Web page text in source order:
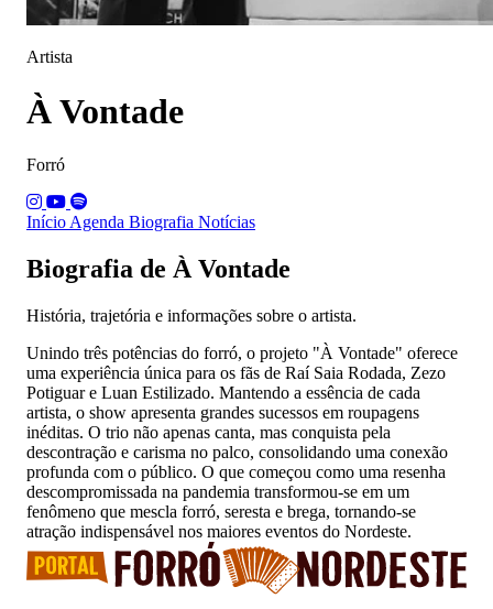
Artista
À Vontade
Forró
Início Agenda Biografia Notícias
Biografia de À Vontade
História, trajetória e informações sobre o artista.
Unindo três potências do forró, o projeto "À Vontade" oferece
uma experiência única para os fãs de Raí Saia Rodada, Zezo
Potiguar e Luan Estilizado. Mantendo a essência de cada
artista, o show apresenta grandes sucessos em roupagens
inéditas. O trio não apenas canta, mas conquista pela
descontração e carisma no palco, consolidando uma conexão
profunda com o público. O que começou como uma resenha
descompromissada na pandemia transformou-se em um
fenômeno que mescla forró, seresta e brega, tornando-se
atração indispensável nos maiores eventos do Nordeste.